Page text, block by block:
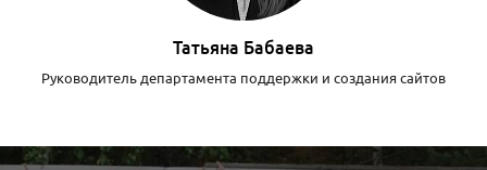
Татьяна Бабаева
Руководитель департамента поддержки и создания сайтов